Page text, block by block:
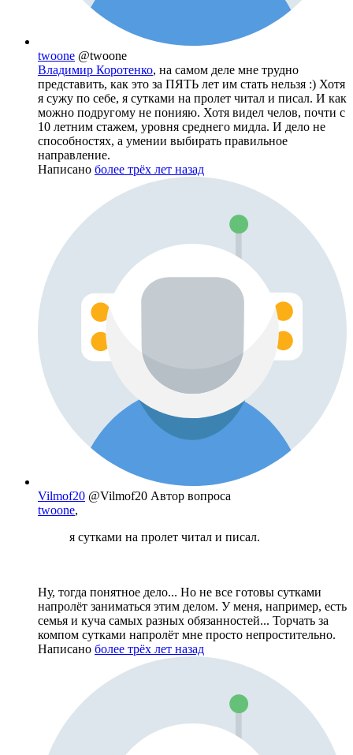
twoone @twoone
Владимир Коротенко, на самом деле мне трудно
представить, как это за ПЯТЬ лет им стать нельзя :) Хотя
я сужу по себе, я сутками на пролет читал и писал. И как
можно подругому не понияю. Хотя видел челов, почти с
10 летним стажем, уровня среднего мидла. И дело не
способностях, а умении выбирать правильное
направление.
Написано более трёх лет назад
Vilmof20 @Vilmof20 Автор вопроса
twoone,
я сутками на пролет читал и писал.
Ну, тогда понятное дело... Но не все готовы сутками
напролёт заниматься этим делом. У меня, например, есть
семья и куча самых разных обязанностей... Торчать за
компом сутками напролёт мне просто непростительно.
Написано более трёх лет назад